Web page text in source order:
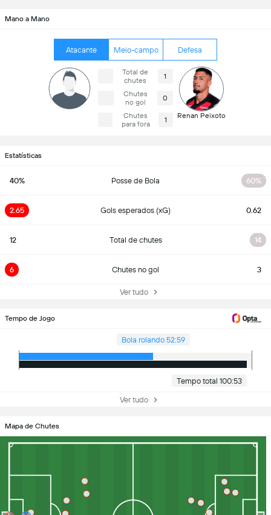
Mano a Mano
Atacante Meio-campo Defesa
Total de
chutes
1
Chutes
no gol
0
Chutes
para fora
1 Renan Peixoto
Estatísticas
40% Posse de Bola 60%
2.65 Gols esperados (xG) 0.62
12 Total de chutes 14
6 Chutes no gol 3
Ver tudo
Tempo de Jogo
Bola rolando 52:59
Tempo total 100:53
Ver tudo
Mapa de Chutes